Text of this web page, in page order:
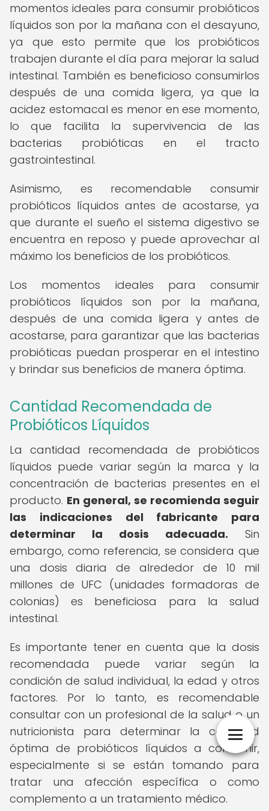
momentos ideales para consumir probióticos
líquidos son por la mañana con el desayuno,
ya que esto permite que los probióticos
trabajen durante el día para mejorar la salud
intestinal. También es beneficioso consumirlos
después de una comida ligera, ya que la
acidez estomacal es menor en ese momento,
lo que facilita la supervivencia de las
bacterias probióticas en el tracto
gastrointestinal.
Asimismo, es recomendable consumir
probióticos líquidos antes de acostarse, ya
que durante el sueño el sistema digestivo se
encuentra en reposo y puede aprovechar al
máximo los beneficios de los probióticos.
Los momentos ideales para consumir
probióticos líquidos son por la mañana,
después de una comida ligera y antes de
acostarse, para garantizar que las bacterias
probióticas puedan prosperar en el intestino
y brindar sus beneficios de manera óptima.
Cantidad Recomendada de
Probióticos Líquidos
La cantidad recomendada de probióticos
líquidos puede variar según la marca y la
concentración de bacterias presentes en el
producto. En general, se recomienda seguir
las indicaciones del fabricante para
determinar la dosis adecuada. Sin
embargo, como referencia, se considera que
una dosis diaria de alrededor de 10 mil
millones de UFC (unidades formadoras de
colonias) es beneficiosa para la salud
intestinal.
Es importante tener en cuenta que la dosis
recomendada puede variar según la
condición de salud individual, la edad y otros
factores. Por lo tanto, es recomendable
consultar con un profesional de la salud o un
nutricionista para determinar la cantidad
óptima de probióticos líquidos a consumir,
especialmente si se están tomando para
tratar una afección específica o como
complemento a un tratamiento médico.